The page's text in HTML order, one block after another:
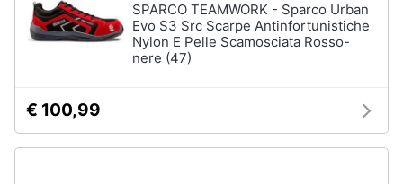
SPARCO TEAMWORK - Sparco Urban
Evo S3 Src Scarpe Antinfortunistiche
Nylon E Pelle Scamosciata Rosso-
nere (47)
€ 100,99